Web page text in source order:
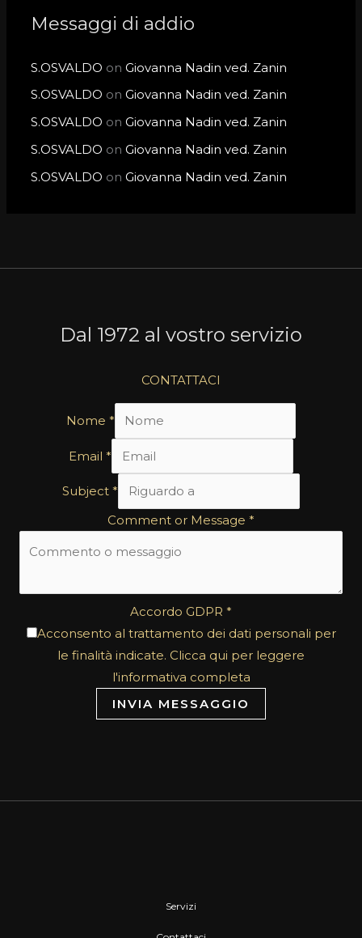
Messaggi di addio
S.OSVALDO onGiovanna Nadin ved. Zanin
S.OSVALDO onGiovanna Nadin ved. Zanin
S.OSVALDO onGiovanna Nadin ved. Zanin
S.OSVALDO onGiovanna Nadin ved. Zanin
S.OSVALDO onGiovanna Nadin ved. Zanin
Dal 1972 al vostro servizio
CONTATTACI
Nome *
Email*
Subject*
Comment or Message *
Accordo GDPR *
Acconsento al trattamento dei dati personali per
le finalità indicate. Clicca qui per leggere
l'informativa completa
INVIA MESSAGGIO
Servizi